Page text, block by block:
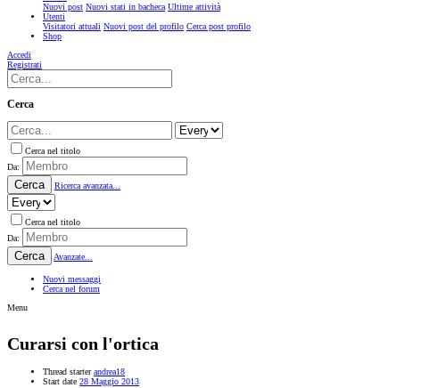
Nuovi post Nuovi stati in bacheca Ultime attività
Utenti
Visitatori attuali Nuovi post del profilo Cerca post profilo
Shop
Accedi
Registrati
Cerca
Cerca nel titolo
Da:
Cerca Ricerca avanzata...
Cerca nel titolo
Da:
Cerca Avanzate...
Nuovi messaggi
Cerca nel forum
Menu
Curarsi con l'ortica
Thread starter andrea18
Start date 28 Maggio 2013